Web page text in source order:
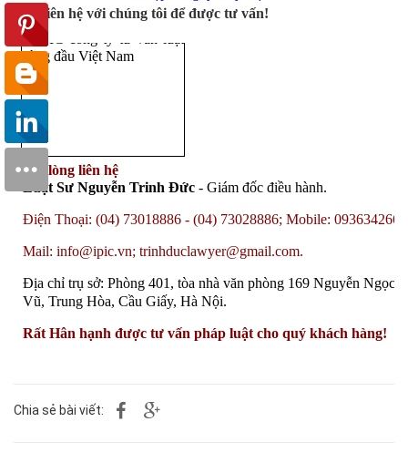
Hãy liên hệ với chúng tôi để được tư vấn!
Vui lòng liên hệ
Luật Sư Nguyễn Trinh Đức - Giám đốc điều hành.
Điện Thoại: (04) 73018886 - (04) 73028886; Mobile:
Mail: info@ipic.vn; trinhduclawyer@gmail.com.
Địa chỉ trụ sở: Phòng 401, tòa nhà văn phòng 169 Nguyễn Ngọc
Vũ, Trung Hòa, Cầu Giấy, Hà Nội.
Rất Hân hạnh được tư vấn pháp luật cho quý khách hàng!
Chia sẻ bài viết: